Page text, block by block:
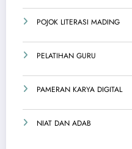
POJOK LITERASI MADING
PELATIHAN GURU
PAMERAN KARYA DIGITAL
NIAT DAN ADAB